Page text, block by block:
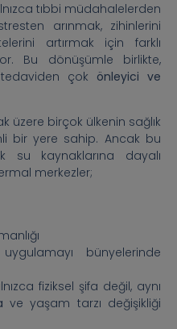
tıbbi müdahalelerden
arınmak, zihinlerini
artırmak için farklı
Bu dönüşümle birlikte,
çok önleyici ve
üzere birçok ülkenin sağlık
bir yere sahip. Ancak bu
su kaynaklarına dayalı
merkezler;
bünyelerinde
fiziksel şifa değil, aynı
ve yaşam tarzı değişikliği